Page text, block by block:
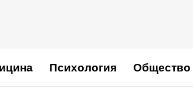
Психология Общество